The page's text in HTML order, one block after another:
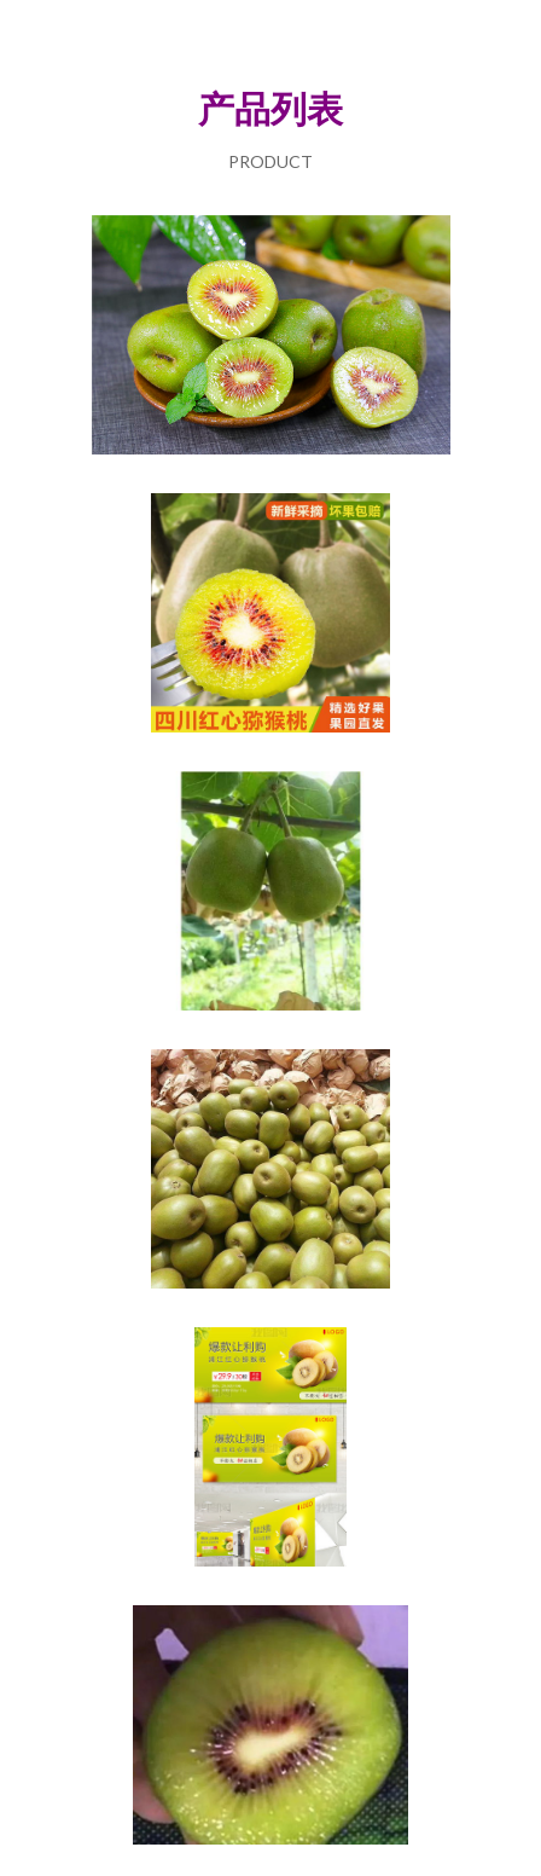
产品列表
PRODUCT